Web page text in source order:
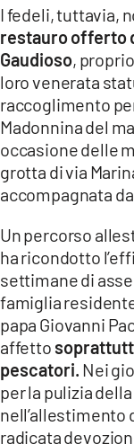
I fedeli, tuttavia,
restauro offerto
Gaudioso,
loro venerata
raccoglimento
Madonnina del
occasione delle
grotta di via
accompagnata
Un percorso
ha ricondotto
settimane di
famiglia
papa Giovanni
affetto
pescatori. Nei
per la pulizia
nell’allestimento
radicata